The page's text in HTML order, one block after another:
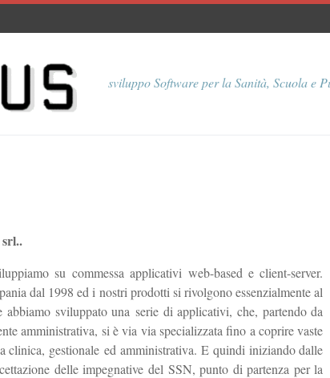
sviluppo Software per la Sanità, Scuola e
su commessa applicativi web-based e client-server.
dal 1998 ed i nostri prodotti si rivolgono essenzialmente al
sviluppato una serie di applicativi, che, partendo da
amministrativa, si è via via specializzata fino a coprire vaste
clinica, gestionale ed amministrativa. E quindi iniziando dalle
delle impegnative del SSN, punto di partenza per la